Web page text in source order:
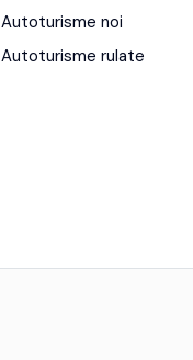
Autoturisme noi
Autoturisme rulate